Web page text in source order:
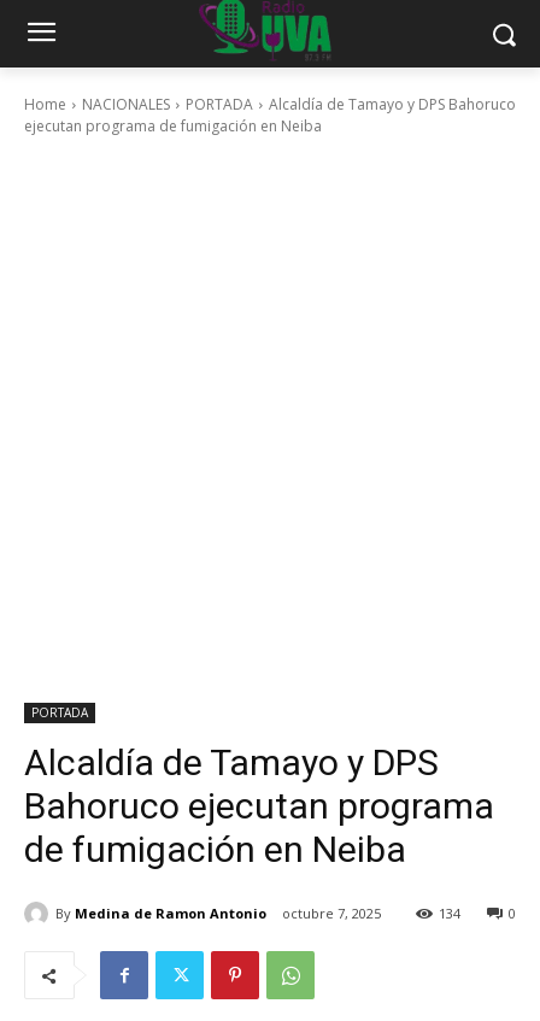
Home NACIONALES PORTADA
Alcaldía de Tamayo y DPS Bahoruco
ejecutan programa de fumigación en Neiba
PORTADA
Alcaldía de Tamayo y DPS
Bahoruco ejecutan programa
de fumigación en Neiba
By Medina de Ramon Antonio octubre 7, 2025 0
134